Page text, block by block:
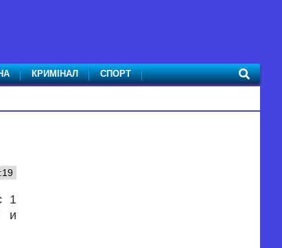
КРИМІНАЛ СПОРТ
1
и